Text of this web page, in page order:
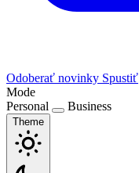
Odoberať novinky Spustiť
Mode
Personal
Business
Theme